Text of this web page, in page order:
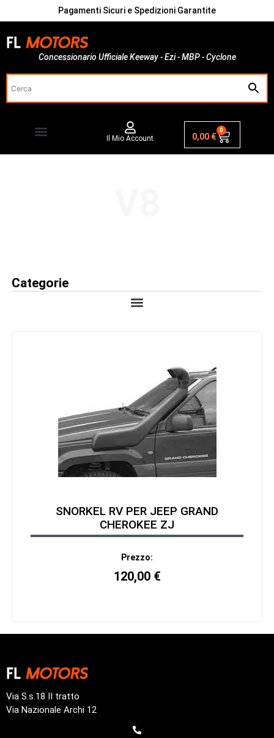
Pagamenti Sicuri e Spedizioni Garantite
Concessionario Ufficiale Keeway - Ezi - MBP - Cyclone
Il Mio Account 0,00 €
0
Categorie
SNORKEL RV PER JEEP GRAND
CHEROKEE ZJ
Prezzo:
120,00 €
Via S.s.18 II tratto
Via Nazionale Archi 12